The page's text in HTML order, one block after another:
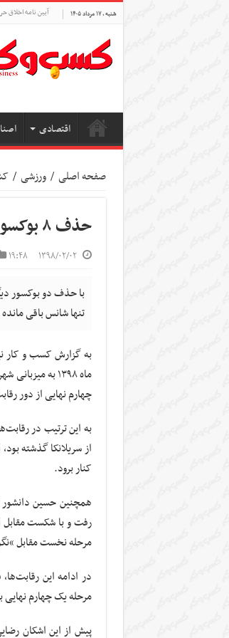
شنبه , ۱۷ مرداد ۱۴۰۵ آیین نامه اخلاق
اقتصادی
صفحه اصلی / ورزشی /
حذف ۸ بوکسور ایران از قهرمانی آسیا/ موسوی تنها شانس مدال
۱۳۹۸/۰۲/۰۲ ۱۹:۴۸
تنها شانس باقی
به گزارش کسب و کار
ماه ۱۳۹۸ به
چهارم نهایی از دور رقابت‌ها کنار
از سریلانکا گذشته
کنار برود.
مرحله نخست مقابل
مرحله یک چهارم